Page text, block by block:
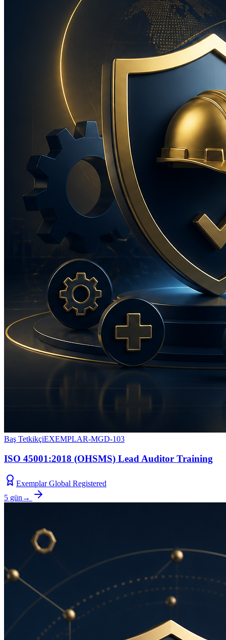
Baş TetkikçiEXEMPLAR-MGD-103
ISO 45001:2018 (OHSMS) Lead Auditor Training
Exemplar Global Registered
5 gün →